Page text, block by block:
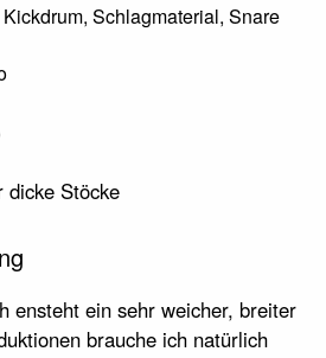
Schlagmaterial, Snare
dicke Stöcke
ensteht ein sehr weicher, breiter
brauche ich natürlich